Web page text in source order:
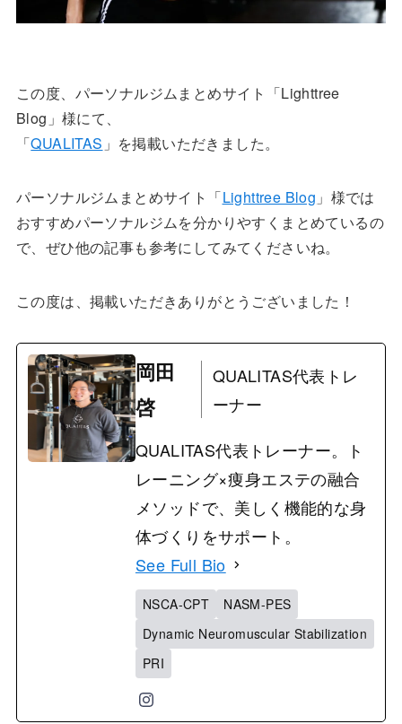
この度、パーソナルジムまとめサイト「Lighttree
Blog」様にて、
「QUALITAS 」を掲載いただきました。
パーソナルジムまとめサイト「Lighttree Blog 」様では
おすすめパーソナルジムを分かりやすくまとめているの
で、ぜひ他の記事も参考にしてみてくださいね。
この度は、掲載いただきありがとうございました！
岡田
啓
QUALITAS代表トレ
ーナー
QUALITAS代表トレーナー。ト
レーニング×痩身エステの融合
メソッドで、美しく機能的な身
体づくりをサポート。
See Full Bio
NSCA-CPT
NASM-PES
Dynamic Neuromuscular Stabilization
PRI